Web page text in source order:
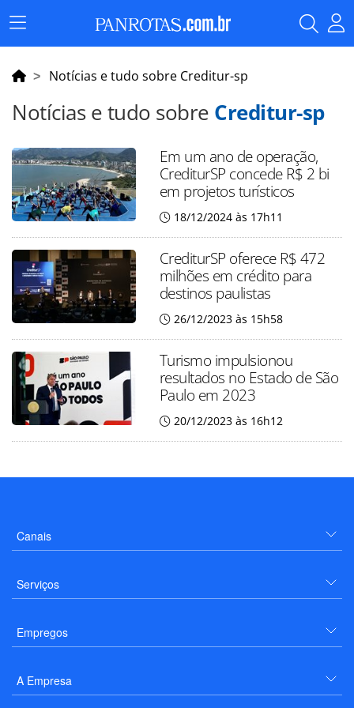
Menu
Principal
Notícias e tudo sobre Creditur-sp
Notícias e tudo sobre Creditur-sp
Em um ano de operação,
CrediturSP concede R$ 2 bi
em projetos turísticos
18/12/2024 às 17h11
CrediturSP oferece R$ 472
milhões em crédito para
destinos paulistas
26/12/2023 às 15h58
Turismo impulsionou
resultados no Estado de São
Paulo em 2023
20/12/2023 às 16h12
Canais
Serviços
Empregos
A Empresa